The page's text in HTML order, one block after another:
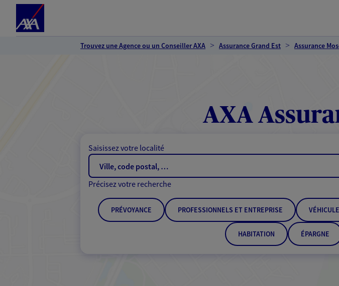
Trouvez une Agence ou un Conseiller AXA Assurance Grand Est Assurance
AXA
Saisissez votre localité
Précisez votre recherche
PRÉVOYANCE PROFESSIONNELS ET ENTREPRISE
HABITATION ÉPARGNE